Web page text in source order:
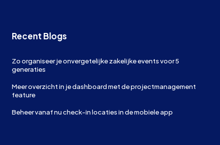
Recent Blogs
Zo organiseer je onvergetelijke zakelijke events voor 5
generaties
Meer overzicht in je dashboard met de projectmanagement
feature
Beheer vanaf nu check-in locaties in de mobiele app